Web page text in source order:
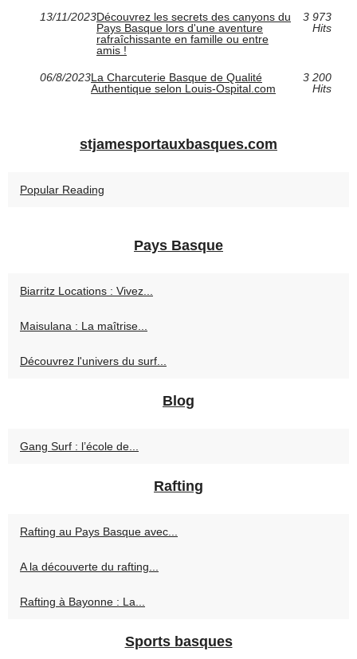
13/11/2023Découvrez les secrets des canyons du
Pays Basque lors d'une aventure
rafraîchissante en famille ou entre
amis !
3 973
Hits
06/8/2023La Charcuterie Basque de Qualité
Authentique selon Louis-Ospital.com
3 200
Hits
stjamesportauxbasques.com
Popular Reading
Pays Basque
Biarritz Locations : Vivez...
Maisulana : La maîtrise...
Découvrez l'univers du surf...
Blog
Gang Surf : l’école de...
Rafting
Rafting au Pays Basque avec...
A la découverte du rafting...
Rafting à Bayonne : La...
Sports basques